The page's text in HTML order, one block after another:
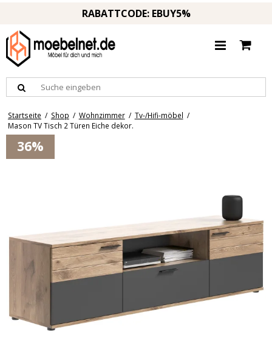
RABATTCODE: EBUY5%
Startseite / Shop / Wohnzimmer / Tv-/Hifi-möbel /
Mason TV Tisch 2 Türen Eiche dekor.
36%